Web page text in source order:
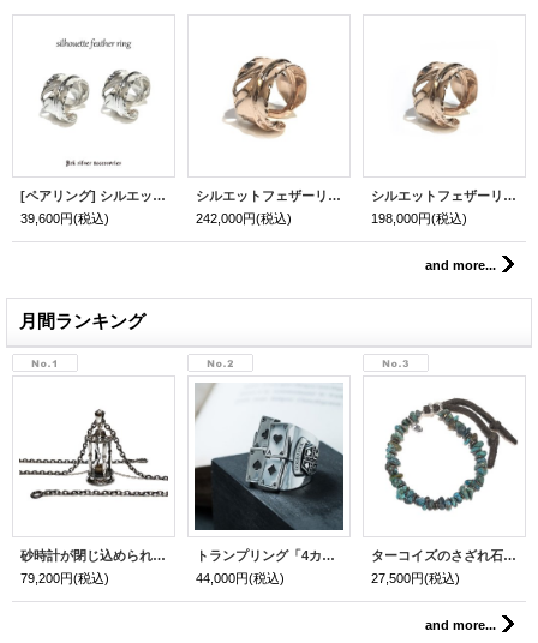
[ペアリング] シルエットフェザーリング（シルバー＆シルバー）
39,600円(税込)
シルエットフェザーリング ピンクゴールドver.（ラージ）
242,000円(税込)
シルエットフェザーリング ピンクゴールドver.（スモール）
198,000円(税込)
and more...
月間ランキング
砂時計が閉じ込められた人気シルバーネックレス「フローオブタイムペンダント（シルバー）」
79,200円(税込)
トランプリング「4カードリング」
44,000円(税込)
ターコイズのさざれ石を使用した人気ブレスレット「ペブルス ターコイズmixブレスレット」
27,500円(税込)
and more...